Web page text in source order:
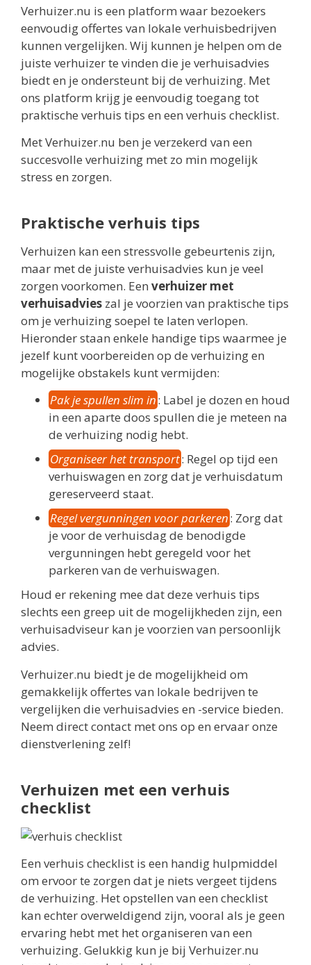
Verhuizer.nu is een platform waar bezoekers
eenvoudig offertes van lokale verhuisbedrijven
kunnen vergelijken. Wij kunnen je helpen om de
juiste verhuizer te vinden die je verhuisadvies
biedt en je ondersteunt bij de verhuizing. Met
ons platform krijg je eenvoudig toegang tot
praktische verhuis tips en een verhuis checklist.
Met Verhuizer.nu ben je verzekerd van een
succesvolle verhuizing met zo min mogelijk
stress en zorgen.
Praktische verhuis tips
Verhuizen kan een stressvolle gebeurtenis zijn,
maar met de juiste verhuisadvies kun je veel
zorgen voorkomen. Een verhuizer met
verhuisadvies zal je voorzien van praktische tips
om je verhuizing soepel te laten verlopen.
Hieronder staan enkele handige tips waarmee je
jezelf kunt voorbereiden op de verhuizing en
mogelijke obstakels kunt vermijden:
Pak je spullen slim in: Label je dozen en houd
in een aparte doos spullen die je meteen na
de verhuizing nodig hebt.
Organiseer het transport: Regel op tijd een
verhuiswagen en zorg dat je verhuisdatum
gereserveerd staat.
Regel vergunningen voor parkeren: Zorg dat
je voor de verhuisdag de benodigde
vergunningen hebt geregeld voor het
parkeren van de verhuiswagen.
Houd er rekening mee dat deze verhuis tips
slechts een greep uit de mogelijkheden zijn, een
verhuisadviseur kan je voorzien van persoonlijk
advies.
Verhuizer.nu biedt je de mogelijkheid om
gemakkelijk offertes van lokale bedrijven te
vergelijken die verhuisadvies en -service bieden.
Neem direct contact met ons op en ervaar onze
dienstverlening zelf!
Verhuizen met een verhuis
checklist
Een verhuis checklist is een handig hulpmiddel
om ervoor te zorgen dat je niets vergeet tijdens
de verhuizing. Het opstellen van een checklist
kan echter overweldigend zijn, vooral als je geen
ervaring hebt met het organiseren van een
verhuizing. Gelukkig kun je bij Verhuizer.nu